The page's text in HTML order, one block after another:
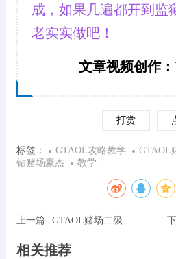
成，如果几遍都开到监
老实实做吧！
文章视频创作：
打赏
标签： GTAOL攻略教学 GTAOL
钻赌场豪杰
教学
上一篇 GTAOL赌场二级保安证前置教学
相关推荐